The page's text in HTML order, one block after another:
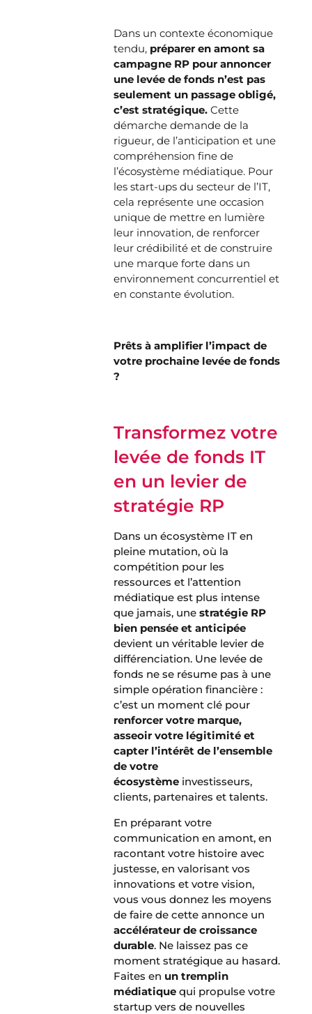
Dans un contexte économique
tendu, préparer en amont sa
campagne RP pour annoncer
une levée de fonds n’est pas
seulement un passage obligé,
c’est stratégique. Cette
démarche demande de la
rigueur, de l’anticipation et une
compréhension fine de
l’écosystème médiatique. Pour
les start-ups du secteur de l’IT,
cela représente une occasion
unique de mettre en lumière
leur innovation, de renforcer
leur crédibilité et de construire
une marque forte dans un
environnement concurrentiel et
en constante évolution.
Prêts à amplifier l’impact de
votre prochaine levée de fonds
?
Transformez votre
levée de fonds IT
en un levier de
stratégie RP
Dans un écosystème IT en
pleine mutation, où la
compétition pour les
ressources et l’attention
médiatique est plus intense
que jamais, unestratégie RP
bien pensée et anticipée
devient un véritable levier de
différenciation. Une levée de
fonds ne se résume pas à une
simple opération financière :
c’est un moment clé pour
renforcer votre marque,
asseoir votre légitimité et
capter l’intérêt de l’ensemble
de votre
écosystème investisseurs,
clients, partenaires et talents.
En préparant votre
communication en amont, en
racontant votre histoire avec
justesse, en valorisant vos
innovations et votre vision,
vous vous donnez les moyens
de faire de cette annonce un
accélérateur de croissance
durable. Ne laissez pas ce
moment stratégique au hasard.
Faites en un tremplin
médiatique qui propulse votre
startup vers de nouvelles